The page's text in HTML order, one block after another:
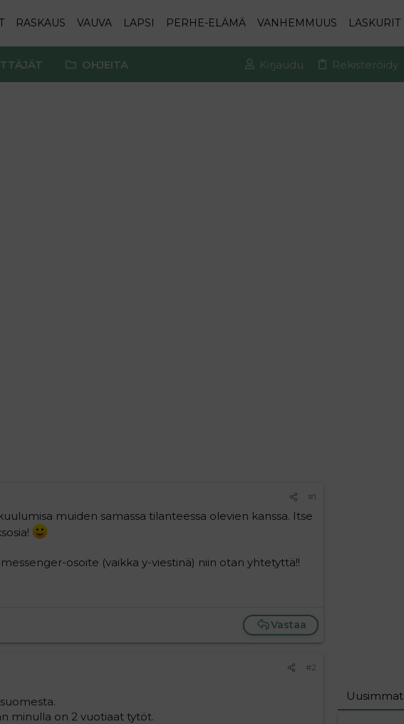
RASKAUS VAUVA LAPSI PERHE-ELÄMÄ VANHEMMUUS LASKURIT
OHJEITA Kirjaudu Rekisteröidy
#1
muiden samassa tilanteessa olevien kanssa. Itse
osoite (vaikka y-viestinä) niin otan yhtetyttä!!
Vastaa
#2
minulla on 2 vuotiaat tytöt.
Uusimmat